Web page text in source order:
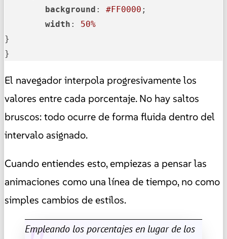
background : #FF0000 ;
width : 50%
}
}
El navegador interpola progresivamente los
valores entre cada porcentaje. No hay saltos
bruscos: todo ocurre de forma fluida dentro del
intervalo asignado.
Cuando entiendes esto, empiezas a pensar las
animaciones como una línea de tiempo, no como
simples cambios de estilos.
Empleando los porcentajes en lugar de los